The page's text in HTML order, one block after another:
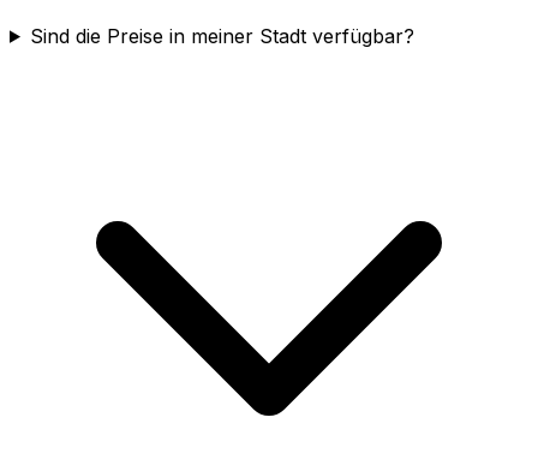
Sind die Preise in meiner Stadt verfügbar?